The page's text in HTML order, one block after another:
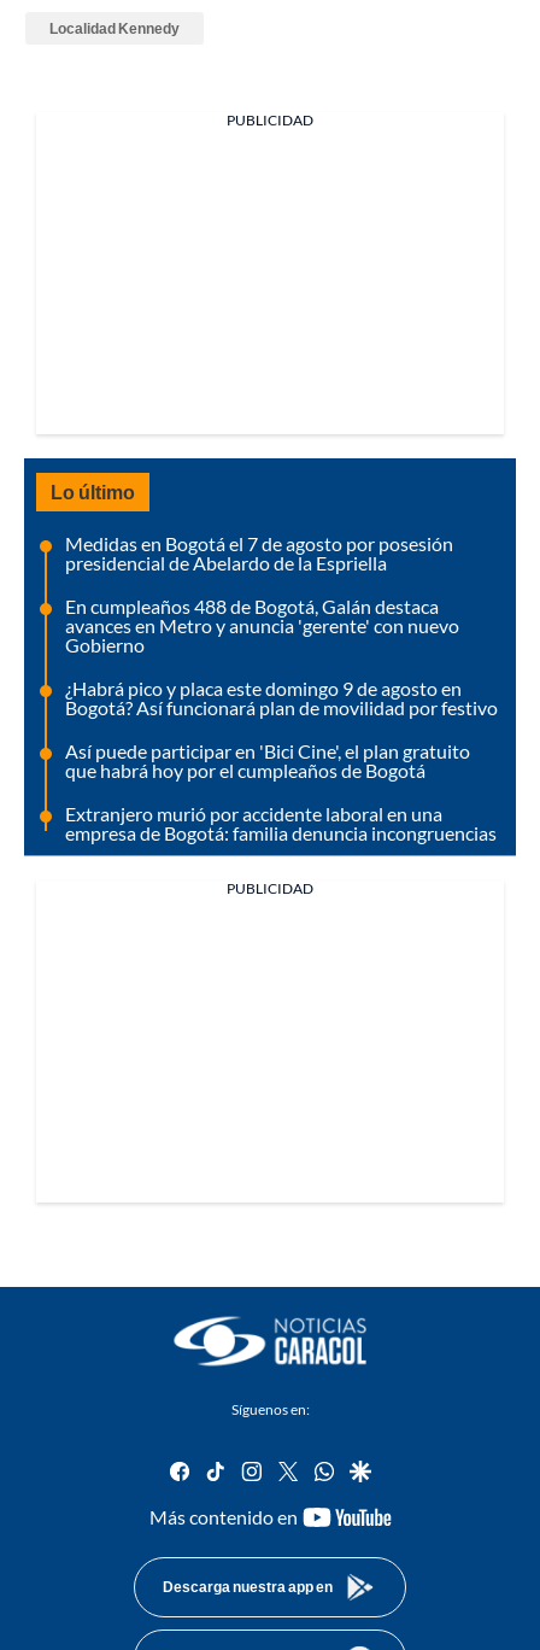
Localidad Kennedy
PUBLICIDAD
Lo último
Medidas en Bogotá el 7 de agosto por posesión
presidencial de Abelardo de la Espriella
En cumpleaños 488 de Bogotá, Galán destaca
avances en Metro y anuncia 'gerente' con nuevo
Gobierno
¿Habrá pico y placa este domingo 9 de agosto en
Bogotá? Así funcionará plan de movilidad por festivo
Así puede participar en 'Bici Cine', el plan gratuito
que habrá hoy por el cumpleaños de Bogotá
Extranjero murió por accidente laboral en una
empresa de Bogotá: familia denuncia incongruencias
PUBLICIDAD
Síguenos en:
facebook
tiktok instagram
twitterwhatsapp
google
Más contenido en
youtube-
Descarga nuestra app en